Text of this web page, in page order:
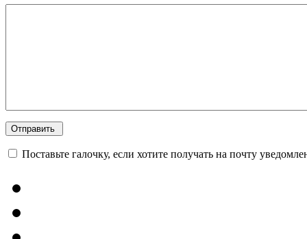
Поставьте галочку, если хотите получать на почту